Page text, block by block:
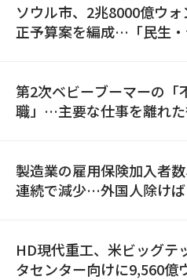
ソウル市、2兆8000億ウ
正予算案を編成…「民生
第2次ベビーブーマーの「
職」…主要な仕事を離れ
製造業の雇用保険加入者
連続で減少…外国人除け
HD現代重工、米ビッグテ
タセンター向けに9,560億